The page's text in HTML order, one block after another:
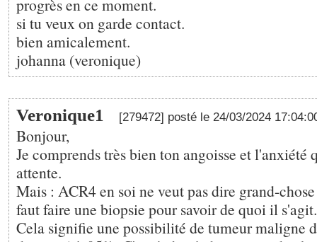
progrès en ce moment.
si tu veux on garde contact.
bien amicalement.
johanna (veronique)
Veronique1 [279472] posté le 24/03/2024
Bonjour,
Je comprends très bien ton angoisse et l'anxiété
attente.
Mais : ACR4 en soi ne veut pas dire grand-
faut faire une biopsie pour savoir de quoi il
Cela signifie une possibilité de tumeur maligne